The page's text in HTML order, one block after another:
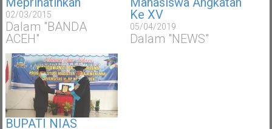
02/03/2015
Dalam "BANDA
ACEH"
Ke XV
05/04/2019
Dalam "NEWS"
BUPATI NIAS